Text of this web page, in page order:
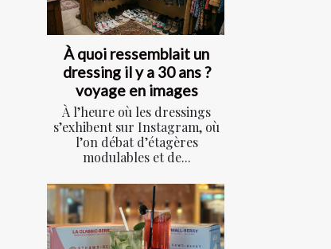
À quoi ressemblait un
dressing il y a 30 ans ?
voyage en images
À l’heure où les dressings
s’exhibent sur Instagram, où
l’on débat d’étagères
modulables et de...